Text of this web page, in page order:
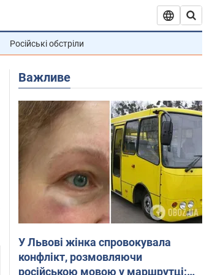
Російські обстріли
Важливе
У Львові жінка спровокувала
конфлікт, розмовляючи
російською мовою у маршрутці: